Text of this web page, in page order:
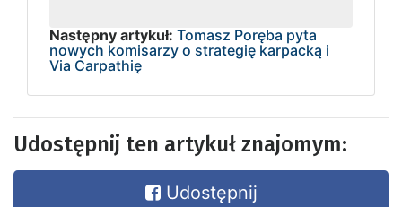
Następny artykuł: Tomasz Poręba pyta
nowych komisarzy o strategię karpacką i
Via Carpathię
Udostępnij ten artykuł znajomym:
Udostępnij